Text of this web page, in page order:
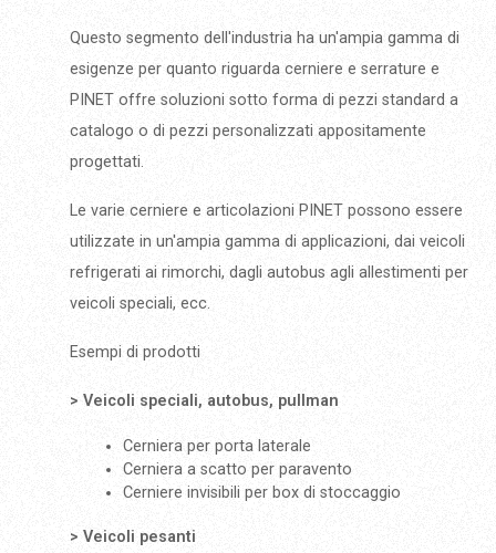
Questo segmento dell'industria ha un'ampia gamma di
esigenze per quanto riguarda cerniere e serrature e
PINET offre soluzioni sotto forma di pezzi standard a
catalogo o di pezzi personalizzati appositamente
progettati.
Le varie cerniere e articolazioni PINET possono essere
utilizzate in un'ampia gamma di applicazioni, dai veicoli
refrigerati ai rimorchi, dagli autobus agli allestimenti per
veicoli speciali, ecc.
Esempi di prodotti
> Veicoli speciali, autobus, pullman
Cerniera per porta laterale
Cerniera a scatto per paravento
Cerniere invisibili per box di stoccaggio
> Veicoli pesanti